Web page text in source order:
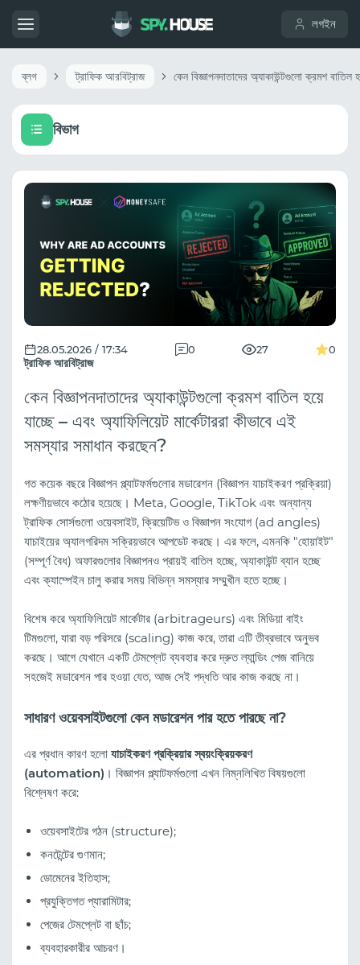
লগইন
ব্লগ ট্রাফিক আরবিট্রাজ
বিভাগ
ট্রাফিক আরবিট্রাজ
28.05.2026 / 17:34 0 27 0
কেন বিজ্ঞাপনদাতাদের অ্যাকাউন্টগুলো ক্রমশ বাতিল হয়ে
যাচ্ছে – এবং অ্যাফিলিয়েট মার্কেটাররা কীভাবে এই
সমস্যার সমাধান করছেন?
গত কয়েক বছরে বিজ্ঞাপন প্ল্যাটফর্মগুলোর মডারেশন (বিজ্ঞাপন যাচাইকরণ প্রক্রিয়া)
লক্ষণীয়ভাবে কঠোর হয়েছে। Meta, Google, TikTok এবং অন্যান্য
ট্রাফিক সোর্সগুলো ওয়েবসাইট, ক্রিয়েটিভ ও বিজ্ঞাপন সংযোগ (ad angles)
যাচাইয়ের অ্যালগরিদম সক্রিয়ভাবে আপডেট করছে। এর ফলে, এমনকি "হোয়াইট"
(সম্পূর্ণ বৈধ) অফারগুলোর বিজ্ঞাপনও প্রায়ই বাতিল হচ্ছে, অ্যাকাউন্ট ব্যান হচ্ছে
এবং ক্যাম্পেইন চালু করার সময় বিভিন্ন সমস্যার সম্মুখীন হতে হচ্ছে।
বিশেষ করে অ্যাফিলিয়েট মার্কেটার (arbitrageurs) এবং মিডিয়া বাইং
টিমগুলো, যারা বড় পরিসরে (scaling) কাজ করে, তারা এটি তীব্রভাবে অনুভব
করছে। আগে যেখানে একটি টেমপ্লেট ব্যবহার করে দ্রুত ল্যান্ডিং পেজ বানিয়ে
সহজেই মডারেশন পার হওয়া যেত, আজ সেই পদ্ধতি আর কাজ করছে না।
সাধারণ ওয়েবসাইটগুলো কেন মডারেশন পার হতে পারছে না?
এর প্রধান কারণ হলো যাচাইকরণ প্রক্রিয়ার স্বয়ংক্রিয়করণ
(automation) । বিজ্ঞাপন প্ল্যাটফর্মগুলো এখন নিম্নলিখিত বিষয়গুলো
বিশ্লেষণ করে:
ওয়েবসাইটের গঠন (structure);
কনটেন্টের গুণমান;
ডোমেনের ইতিহাস;
প্রযুক্তিগত প্যারামিটার;
পেজের টেমপ্লেট বা ছাঁচ;
ব্যবহারকারীর আচরণ।